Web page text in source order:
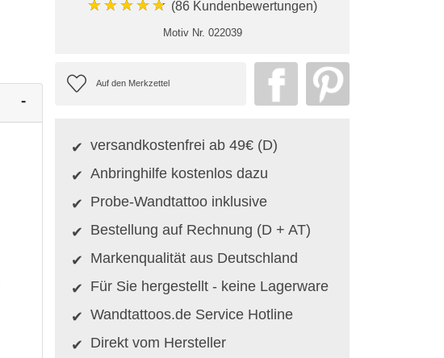
★★★★★ (86 Kundenbewertungen)
Motiv Nr. 022039
versandkostenfrei ab 49€ (D)
Anbringhilfe kostenlos dazu
Probe-Wandtattoo inklusive
Bestellung auf Rechnung (D + AT)
Markenqualität aus Deutschland
Für Sie hergestellt - keine Lagerware
Wandtattoos.de Service Hotline
Direkt vom Hersteller